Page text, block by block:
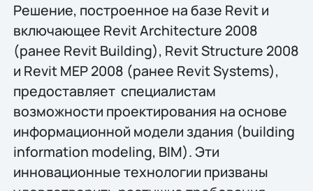
Решение, построенное на базе Revit и
включающее Revit Architecture 2008
(ранее Revit Building), Revit Structure 2008
и Revit MEP 2008 (ранее Revit Systems),
предоставляет специалистам
возможности проектирования на основе
информационной модели здания (building
information modeling, BIM). Эти
инновационные технологии призваны